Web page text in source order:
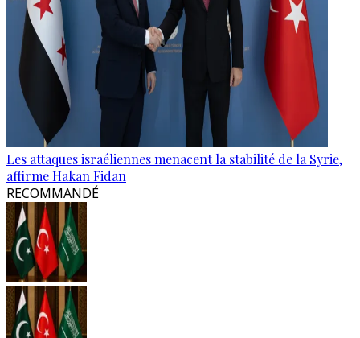
Les attaques israéliennes menacent la stabilité de la Syrie,
affirme Hakan Fidan
RECOMMANDÉ